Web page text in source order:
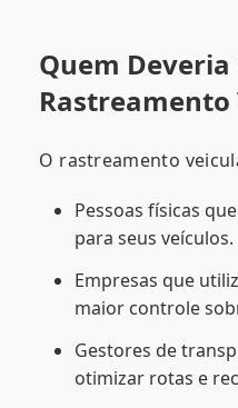
Quem Deveria
Rastreamento
O rastreamento
Pessoas físicas
para seus veículos.
Empresas que
maior controle
Gestores de
otimizar rotas e